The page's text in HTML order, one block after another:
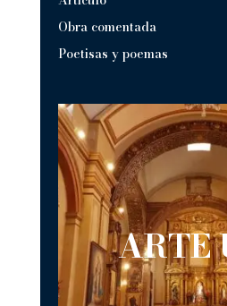
Obra comentada
Poetisas y poemas
ARTE